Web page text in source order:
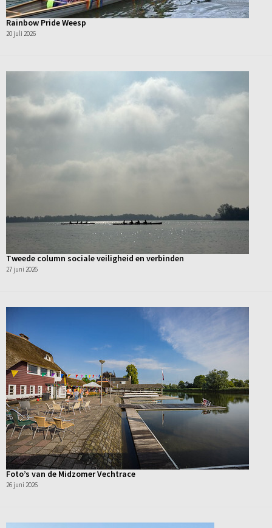
Rainbow Pride Weesp
20 juli 2026
Tweede column sociale veiligheid en verbinden
27 juni 2026
Foto’s van de Midzomer Vechtrace
26 juni 2026